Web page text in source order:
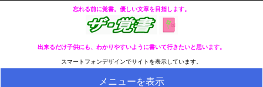
忘れる前に覚書。優しい文章を目指します。
出来るだけ子供にも、わかりやすいように書いて行きたいと思います。
スマートフォンデザインでサイトを表示しています。
メニューを表示